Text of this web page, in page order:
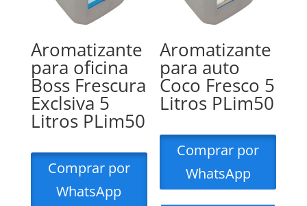
Aromatizante
para oficina
Boss Frescura
Exclsiva 5
Litros PLim50
Comprar por
WhatsApp
Aromatizante
para auto
Coco Fresco 5
Litros PLim50
Comprar por
WhatsApp